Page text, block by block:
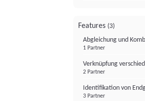
Features (3)
Abgleichung und
1 Partner
Verknüpfung
2 Partner
Identifikation von
3 Partner